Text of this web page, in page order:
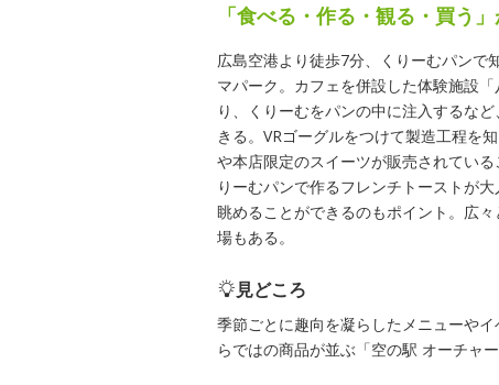
「食べる・作る・観る・買う
広島空港より徒歩7分、くりーむパンで
マパーク。カフェを併設した体験施設
り、くりーむをパンの中に注入するな
きる。VRゴーグルをつけて製造工程を
や本店限定のスイーツが販売されてい
りーむパンで作るフレンチトーストが
眺めることができるのもポイント。広
場もある。
見どころ
季節ごとに趣向を凝らしたメニューや
らではの商品が並ぶ「空の駅 オーチャ